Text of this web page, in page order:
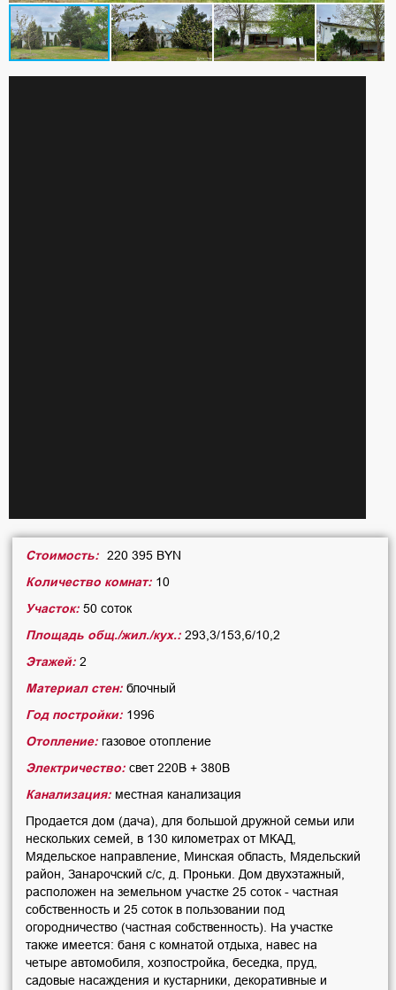
Стоимость: 220 395 BYN
Количество комнат: 10
Участок: 50 соток
Площадь общ./жил./кух.: 293,3/153,6/10,2
Этажей: 2
Материал стен: блочный
Год постройки: 1996
Отопление: газовое отопление
Электричество: свет 220В + 380В
Канализация: местная канализация
Продается дом (дача), для большой дружной семьи или
нескольких семей, в 130 километрах от МКАД,
Мядельское направление, Минская область, Мядельский
район, Занарочский с/с, д. Проньки. Дом двухэтажный,
расположен на земельном участке 25 соток - частная
собственность и 25 соток в пользовании под
огородничество (частная собственность). На участке
также имеется: баня с комнатой отдыха, навес на
четыре автомобиля, хозпостройка, беседка, пруд,
садовые насаждения и кустарники, декоративные и